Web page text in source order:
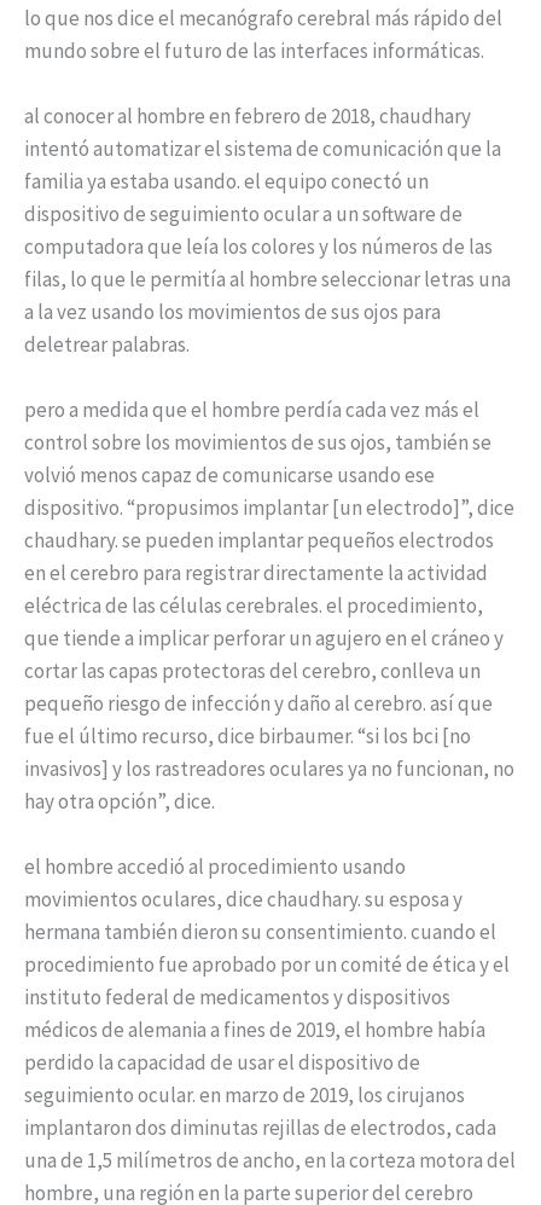
lo que nos dice el mecanógrafo cerebral más rápido del
mundo sobre el futuro de las interfaces informáticas.
al conocer al hombre en febrero de 2018, chaudhary
intentó automatizar el sistema de comunicación que la
familia ya estaba usando. el equipo conectó un
dispositivo de seguimiento ocular a un software de
computadora que leía los colores y los números de las
filas, lo que le permitía al hombre seleccionar letras una
a la vez usando los movimientos de sus ojos para
deletrear palabras.
pero a medida que el hombre perdía cada vez más el
control sobre los movimientos de sus ojos, también se
volvió menos capaz de comunicarse usando ese
dispositivo. “propusimos implantar [un electrodo]”, dice
chaudhary. se pueden implantar pequeños electrodos
en el cerebro para registrar directamente la actividad
eléctrica de las células cerebrales. el procedimiento,
que tiende a implicar perforar un agujero en el cráneo y
cortar las capas protectoras del cerebro, conlleva un
pequeño riesgo de infección y daño al cerebro. así que
fue el último recurso, dice birbaumer. “si los bci [no
invasivos] y los rastreadores oculares ya no funcionan, no
hay otra opción”, dice.
el hombre accedió al procedimiento usando
movimientos oculares, dice chaudhary. su esposa y
hermana también dieron su consentimiento. cuando el
procedimiento fue aprobado por un comité de ética y el
instituto federal de medicamentos y dispositivos
médicos de alemania a fines de 2019, el hombre había
perdido la capacidad de usar el dispositivo de
seguimiento ocular. en marzo de 2019, los cirujanos
implantaron dos diminutas rejillas de electrodos, cada
una de 1,5 milímetros de ancho, en la corteza motora del
hombre, una región en la parte superior del cerebro